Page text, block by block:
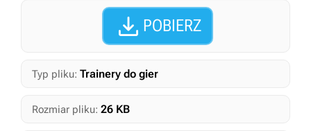
 POBIERZ
Typ pliku: Trainery do gier
Rozmiar pliku: 26 KB